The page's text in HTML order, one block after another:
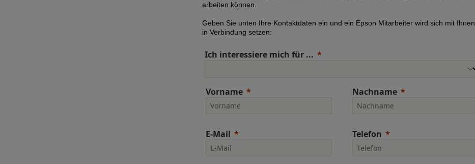
arbeiten können.
Geben Sie unten Ihre Kontaktdaten ein und ein Epson Mitarbeiter wird sich mit Ihnen
in Verbindung setzen:
Ich interessiere mich für ...
Vorname Nachname
E-Mail Telefon